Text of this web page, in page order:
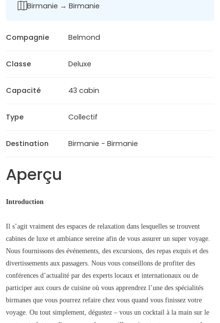
Birmanie → Birmanie
Compagnie Belmond
Classe Deluxe
Capacité 43 cabin
Type Collectif
Destination Birmanie - Birmanie
Aperçu
Introduction
Il s’agit vraiment des espaces de relaxation dans lesquelles se trouvent
cabines de luxe et ambiance sereine afin de vous assurer un super voyage.
Nous fournissons des événements, des excursions, des repas exquis et des
divertissements aux passagers. Nous vous conseillons de profiter des
conférences d’actualité par des experts locaux et internationaux ou de
participer aux cours de cuisine où vous apprendrez l’une des spécialités
birmanes que vous pourrez refaire chez vous quand vous finissez votre
voyage. Ou tout simplement, dégustez – vous un cocktail à la main sur le